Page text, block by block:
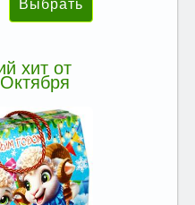
хит от